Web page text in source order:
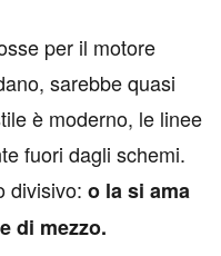
per il motore
sarebbe quasi
è moderno, le linee
fuori dagli schemi.
divisivo: o la si ama
di mezzo.